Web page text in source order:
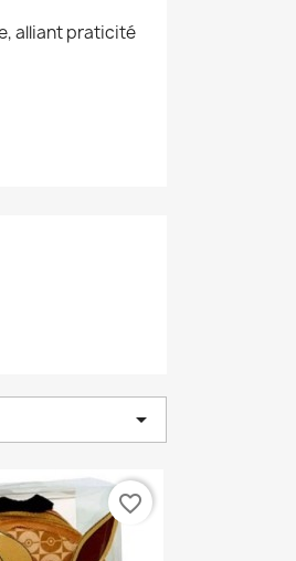
alliant praticité

favorite_border